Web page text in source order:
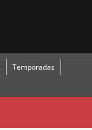
Temporadas